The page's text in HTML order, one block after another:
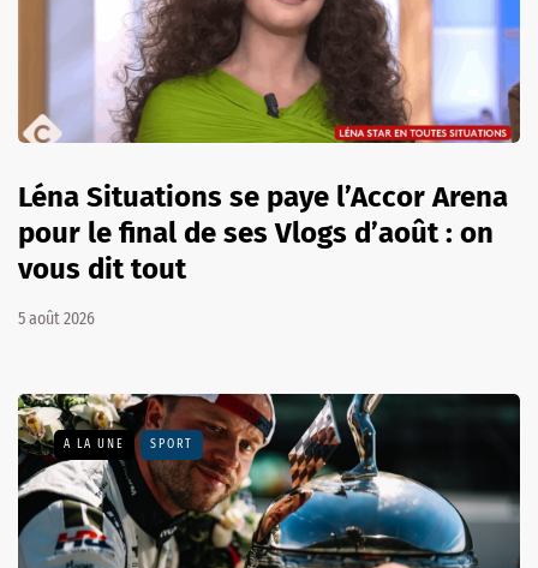
Léna Situations se paye l’Accor Arena
pour le final de ses Vlogs d’août : on
vous dit tout
5 août 2026
A LA UNE SPORT